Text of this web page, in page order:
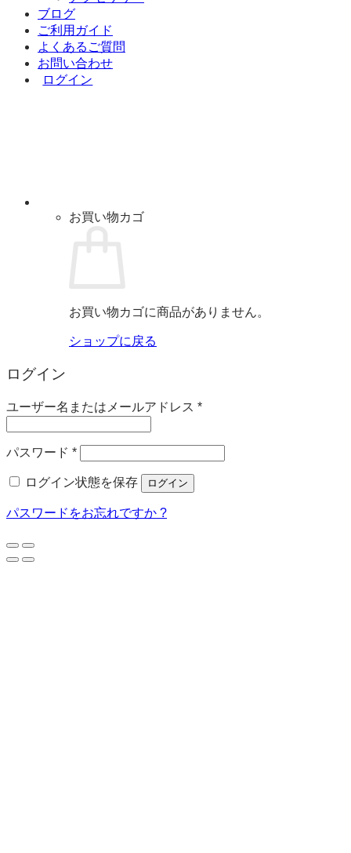
ブログ
ご利用ガイド
よくあるご質問
お問い合わせ
ログイン
お買い物カゴ
お買い物カゴに商品がありません。
ショップに戻る
ログイン
ユーザー名またはメールアドレス *必
パスワード *必
ログイン状態を保存
ログイン
パスワードをお忘れですか ?